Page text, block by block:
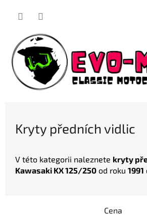
Kryty předních vidlic
V této kategorii naleznete kryty
Kawasaki KX 125/250 od roku 1991
Cena